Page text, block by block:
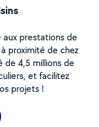
prestations de
proximité de chez
de 4,5 millions de
et facilitez
projets !